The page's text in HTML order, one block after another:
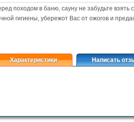
Васустроить?
Указать цену
походом в баню, сауну не забудьте взять
гигиены, убережот Вас от ожогов и
Характеристики Написать